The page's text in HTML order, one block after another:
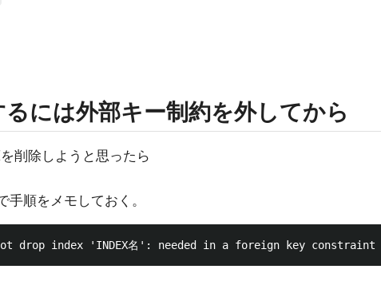
には外部キー制約を外してから
削除しようと思ったら
順をメモしておく。